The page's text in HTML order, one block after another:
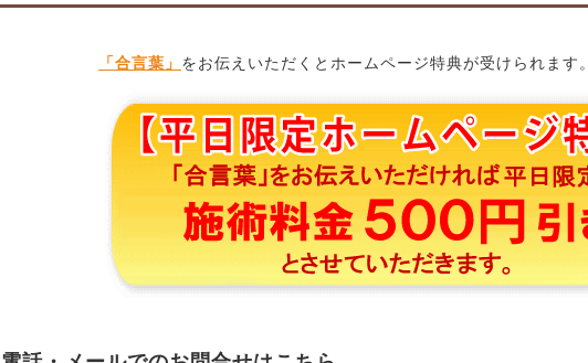
「合言葉」 をお伝えいただくとホームページ特典が受けられます。